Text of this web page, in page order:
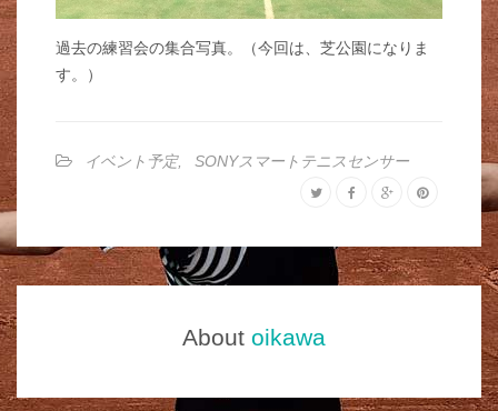
過去の練習会の集合写真。（今回は、芝公園になりま
す。）
イベント予定, SONYスマートテニスセンサー
About oikawa